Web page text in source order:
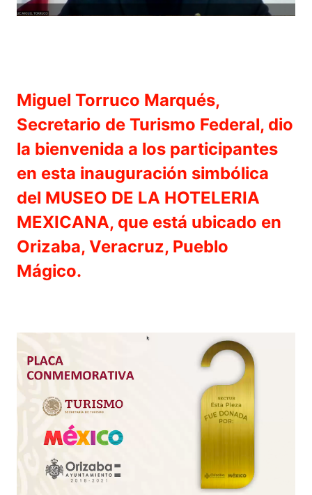
Miguel Torruco Marqués,
Secretario de Turismo Federal, dio
la bienvenida a los participantes
en esta inauguración simbólica
del MUSEO DE LA HOTELERIA
MEXICANA, que está ubicado en
Orizaba, Veracruz, Pueblo
Mágico.